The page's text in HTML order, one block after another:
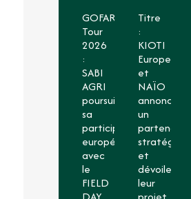
GOFAR
Tour
2026
:
SABI
AGRI
poursuit
sa
participation
européenne
avec
le
FIELD
Titre
:
KIOTI
Europe
et
NAÏO
annoncent
un
partenariat
stratégique
et
dévoilent
leur